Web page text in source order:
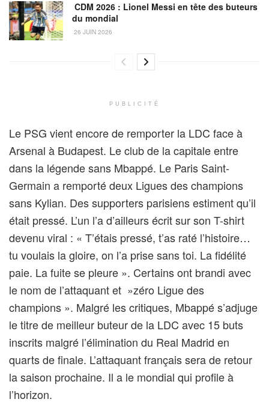
CDM 2026 : Lionel Messi en tête des buteurs
du mondial
26 JUIN 2026
PUBLICITÉ
Le PSG vient encore de remporter la LDC face à
Arsenal à Budapest. Le club de la capitale entre
dans la légende sans Mbappé. Le Paris Saint-
Germain a remporté deux Ligues des champions
sans Kylian. Des supporters parisiens estiment qu’il
était pressé. L’un l’a d’ailleurs écrit sur son T-shirt
devenu viral : « T’étais pressé, t’as raté l’histoire…
tu voulais la gloire, on l’a prise sans toi. La fidélité
paie. La fuite se pleure ». Certains ont brandi avec
le nom de l’attaquant et »zéro Ligue des
champions ». Malgré les critiques, Mbappé s’adjuge
le titre de meilleur buteur de la LDC avec 15 buts
inscrits malgré l’élimination du Real Madrid en
quarts de finale. L’attaquant français sera de retour
la saison prochaine. Il a le mondial qui profile à
l’horizon.